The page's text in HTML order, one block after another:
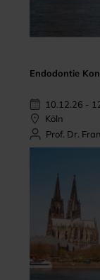
Endodontie
10.12.26 -
Köln
Prof. Dr.